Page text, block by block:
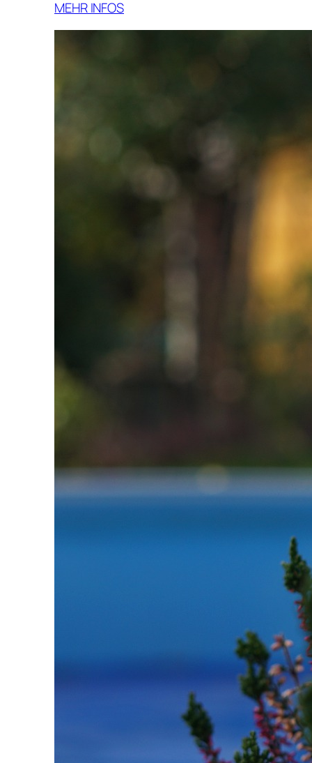
MEHR INFOS